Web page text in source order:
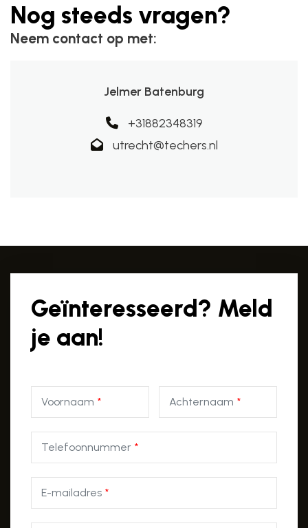
Nog steeds vragen?
Neem contact op met:
Jelmer Batenburg
+31882348319
utrecht@techers.nl
Geïnteresseerd? Meld
je aan!
Voornaam Achternaam
Telefoonnummer
E-mailadres